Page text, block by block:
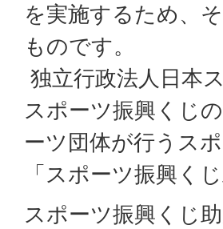
を実施するため、
ものです。
独立行政法人日本
スポーツ振興くじ
ーツ団体が行うス
「スポーツ振興く
スポーツ振興くじ